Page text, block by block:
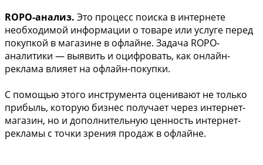
ROPO-анализ. Это процесс поиска в интернете
необходимой информации о товаре или услуге перед
покупкой в магазине в офлайне. Задача ROPO-
аналитики — выявить и оцифровать, как онлайн-
реклама влияет на офлайн-покупки.
С помощью этого инструмента оценивают не только
прибыль, которую бизнес получает через интернет-
магазин, но и дополнительную ценность интернет-
рекламы с точки зрения продаж в офлайне.